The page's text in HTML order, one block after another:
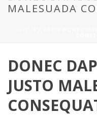
MALESUADA
DONEC
JUSTO